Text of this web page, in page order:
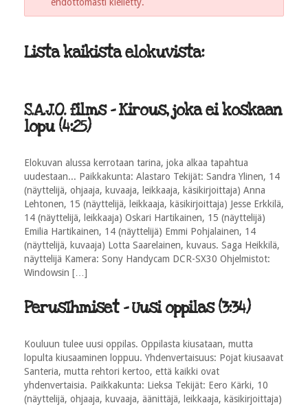
Lista kaikista elokuvista:
S.A.J.O. films - Kirous, joka ei koskaan
lopu (4:25)
Elokuvan alussa kerrotaan tarina, joka alkaa tapahtua
uudestaan... Paikkakunta: Alastaro Tekijät: Sandra Ylinen, 14
(näyttelijä, ohjaaja, kuvaaja, leikkaaja, käsikirjoittaja) Anna
Lehtonen, 15 (näyttelijä, leikkaaja, käsikirjoittaja) Jesse Erkkilä,
14 (näyttelijä, leikkaaja) Oskari Hartikainen, 15 (näyttelijä)
Emilia Hartikainen, 14 (näyttelijä) Emmi Pohjalainen, 14
(näyttelijä, kuvaaja) Lotta Saarelainen, kuvaus. Saga Heikkilä,
näyttelijä Kamera: Sony Handycam DCR-SX30 Ohjelmistot:
Windowsin […]
PerusIhmiset - Uusi oppilas (3:34)
Kouluun tulee uusi oppilas. Oppilasta kiusataan, mutta
lopulta kiusaaminen loppuu. Yhdenvertaisuus: Pojat kiusaavat
Santeria, mutta rehtori kertoo, että kaikki ovat
yhdenvertaisia. Paikkakunta: Lieksa Tekijät: Eero Kärki, 10
(näyttelijä, ohjaaja, kuvaaja, äänittäjä, leikkaaja, käsikirjoittaja)